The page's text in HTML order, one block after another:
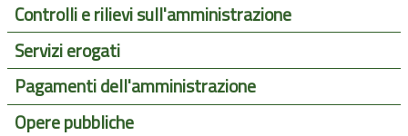
Controlli e rilievi sull'amministrazione
Servizi erogati
Pagamenti dell'amministrazione
Opere pubbliche